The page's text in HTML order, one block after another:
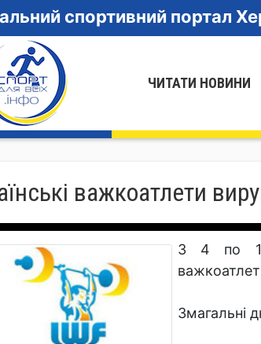
спортивний портал
ЧИТАТИ НОВИНИ
важкоатлети
З 4 по 16
Змагальні